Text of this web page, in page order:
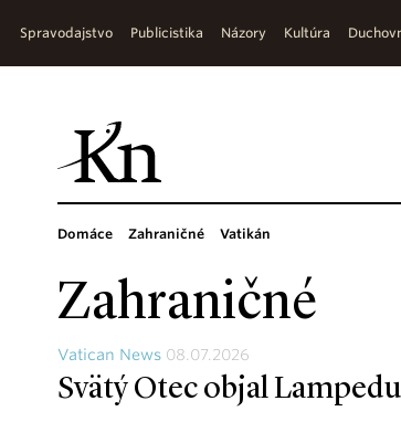
Spravodajstvo Publicistika Názory Kultúra
Domáce Zahraničné Vatikán
Zahraničné
Vatican News 08.07.2026
Svätý Otec objal